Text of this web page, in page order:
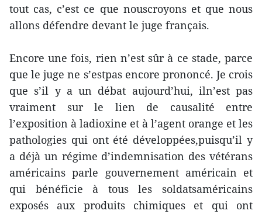
tout cas, c’est ce que nouscroyons et que nous
allons défendre devant le juge français.
Encore une fois, rien n’est sûr à ce stade, parce
que le juge ne s’estpas encore prononcé. Je crois
que s’il y a un débat aujourd’hui, iln’est pas
vraiment sur le lien de causalité entre
l’exposition à ladioxine et à l’agent orange et les
pathologies qui ont été développées,puisqu’il y
a déjà un régime d’indemnisation des vétérans
américains parle gouvernement américain et
qui bénéficie à tous les soldatsaméricains
exposés aux produits chimiques et qui ont